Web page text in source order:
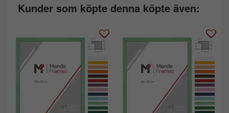
Kunder som köpte denna köpte även: